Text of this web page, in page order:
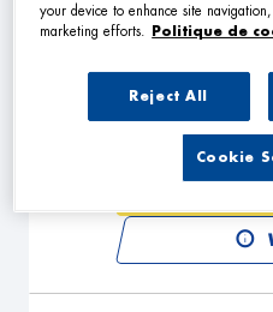
MECA MICHEL
9 Chemin De
69800 SAINT-
Fermé
your device to enhance site
marketing efforts.
Politique de
Reject All
Cookie